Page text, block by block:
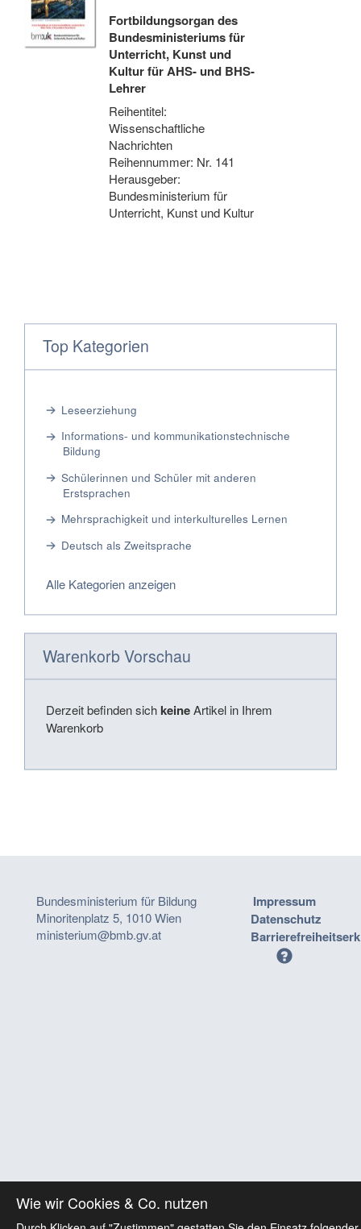
Fortbildungsorgan des
Bundesministeriums für
Unterricht, Kunst und
Kultur für AHS- und BHS-
Lehrer
Reihentitel:
Wissenschaftliche
Nachrichten
Reihennummer: Nr. 141
Herausgeber:
Bundesministerium für
Unterricht, Kunst und Kultur
Top Kategorien
Leseerziehung
Informations- und kommunikationstechnische
Bildung
Schülerinnen und Schüler mit anderen
Erstsprachen
Mehrsprachigkeit und interkulturelles Lernen
Deutsch als Zweitsprache
Alle Kategorien anzeigen
Warenkorb Vorschau
Derzeit befinden sich keineArtikel in Ihrem
Warenkorb
Bundesministerium für Bildung
Minoritenplatz 5, 1010 Wien
ministerium@bmb.gv.at
Impressum
Datenschutz
Wie wir Cookies & Co. nutzen